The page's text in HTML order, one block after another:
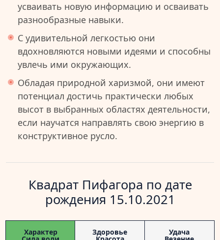
усваивать новую информацию и осваивать
разнообразные навыки.
С удивительной легкостью они
вдохновляются новыми идеями и способны
увлечь ими окружающих.
Обладая природной харизмой, они имеют
потенциал достичь практически любых
высот в выбранных областях деятельности,
если научатся направлять свою энергию в
конструктивное русло.
Квадрат Пифагора по дате
рождения 15.10.2021
Характер Здоровье Удача